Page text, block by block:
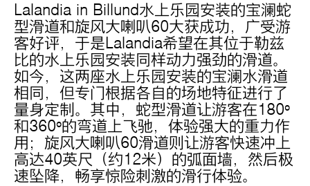
Lalandia in Billund水上乐园安装的宝澜蛇
型滑道和旋风大喇叭60大获成功，广受游
客好评，于是Lalandia希望在其位于勒兹
比的水上乐园安装同样动力强劲的滑道。
如今，这两座水上乐园安装的宝澜水滑道
相同，但专门根据各自的场地特征进行了
量身定制。其中，蛇型滑道让游客在180º
和360º的弯道上飞驰，体验强大的重力作
用；旋风大喇叭60滑道则让游客快速冲上
高达40英尺（约12米）的弧面墙，然后极
速坠降，畅享惊险刺激的滑行体验。